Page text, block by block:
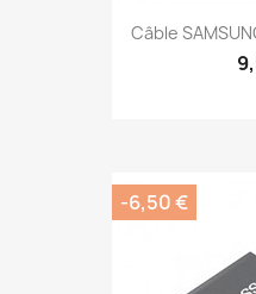
Câble
-6,50 €